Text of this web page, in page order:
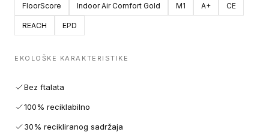
FloorScore Indoor Air Comfort Gold M1 A+ CE
REACH EPD
EKOLOŠKE KARAKTERISTIKE
Bez ftalata
100% reciklabilno
30% recikliranog sadržaja